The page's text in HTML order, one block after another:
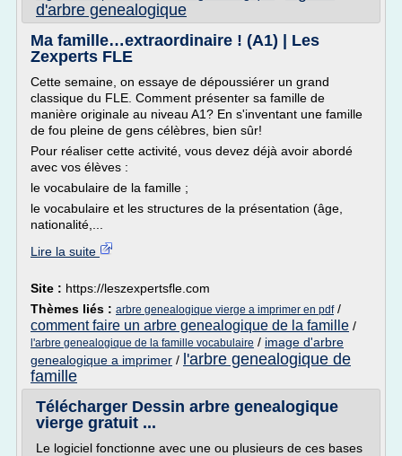
d'arbre genealogique
Ma famille…extraordinaire ! (A1) | Les
Zexperts FLE
Cette semaine, on essaye de dépoussiérer un grand
classique du FLE. Comment présenter sa famille de
manière originale au niveau A1? En s'inventant une famille
de fou pleine de gens célèbres, bien sûr!
Pour réaliser cette activité, vous devez déjà avoir abordé
avec vos élèves :
le vocabulaire de la famille ;
le vocabulaire et les structures de la présentation (âge,
nationalité,...
Lire la suite
Site : https://leszexpertsfle.com
Thèmes liés : arbre genealogique vierge a imprimer en pdf/
comment faire un arbre genealogique de la famille /
l'arbre genealogique de la famille vocabulaire / image d'arbre
genealogique a imprimer / l'arbre genealogique de
famille
Télécharger Dessin arbre genealogique
vierge gratuit ...
Le logiciel fonctionne avec une ou plusieurs de ces bases